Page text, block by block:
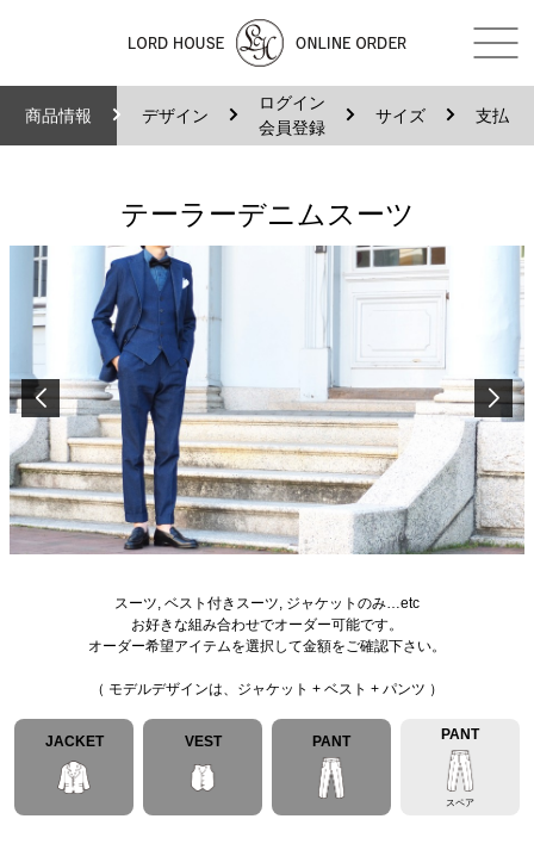
商品情報 デザイン
ログイン
会員登録
サイズ 支払
テーラーデニムスーツ
スーツ, ベスト付きスーツ, ジャケットのみ…etc
お好きな組み合わせでオーダー可能です。
オーダー希望アイテムを選択して金額をご確認下さい。
（ モデルデザインは、ジャケット + ベスト + パンツ ）
JACKET VEST PANT PANT
スペア